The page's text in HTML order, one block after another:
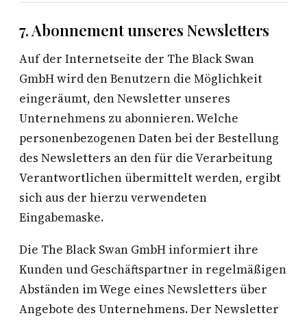
7. Abonnement unseres Newsletters
Auf der Internetseite der The Black Swan
GmbH wird den Benutzern die Möglichkeit
eingeräumt, den Newsletter unseres
Unternehmens zu abonnieren. Welche
personenbezogenen Daten bei der Bestellung
des Newsletters an den für die Verarbeitung
Verantwortlichen übermittelt werden, ergibt
sich aus der hierzu verwendeten
Eingabemaske.
Die The Black Swan GmbH informiert ihre
Kunden und Geschäftspartner in regelmäßigen
Abständen im Wege eines Newsletters über
Angebote des Unternehmens. Der Newsletter